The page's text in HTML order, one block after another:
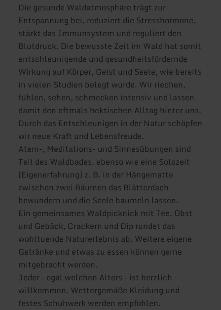
Die gesunde Waldatmosphäre trägt zur
Entspannung bei, reduziert die Stresshormone,
stärkt das Immunsystem und reguliert den
Blutdruck. Die bewusste Zeit im Wald hat somit
entschleunigende und gesundheitsfördernde
Wirkung auf Körper, Geist und Seele, wie bereits
in vielen Studien belegt wurde. Wir riechen,
fühlen, sehen, schmecken intensiv und lassen
damit den oftmals hektischen Alltag hinter uns.
Durch das Entschleunigen in der Natur schöpfen
wir neue Kraft und Lebensfreude.
Atem-, Meditations- und Sinnesübungen sind
Teil des Waldbades, ebenso wie eine Solozeit
(Eigenerfahrung) z. B. in der Hängematte
zwischen zwei Bäumen das Blätterdach
bewundern und die Seele baumeln lassen.
Ein gemeinsames Waldpicknick mit Tee, Obst
und Gebäck, Crackern und Dip rundet das
wohltuende Naturerlebnis ab. Weitere eigene
Getränke und etwas zu essen können gerne
mitgebracht werden.
Jeder – egal welchen Alters – ist herzlich
willkommen. Wettergemäße Kleidung und
festes Schuhwerk werden empfohlen.